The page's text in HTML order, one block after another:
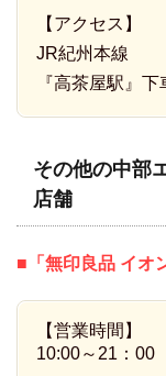
【アクセス】
JR紀州本線
『高茶屋駅』
その他の中部
店舗
■「無印良品 イオ
【営業時間】
10:00～21：00